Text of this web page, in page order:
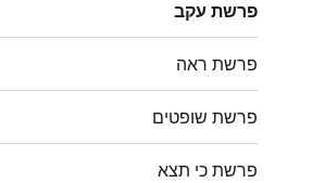
פרשת עקב
פרשת ראה
פרשת שופטים
פרשת כי תצא